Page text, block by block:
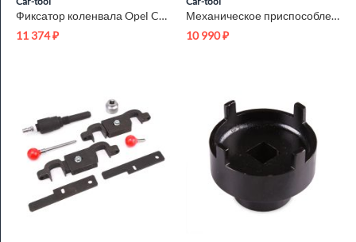
Фиксатор коленвала Opel Car-Tool CT-G049
11 374₽
Механическое приспособление для BMW N62/N73 Car-Tool CT-B1136
10 990₽